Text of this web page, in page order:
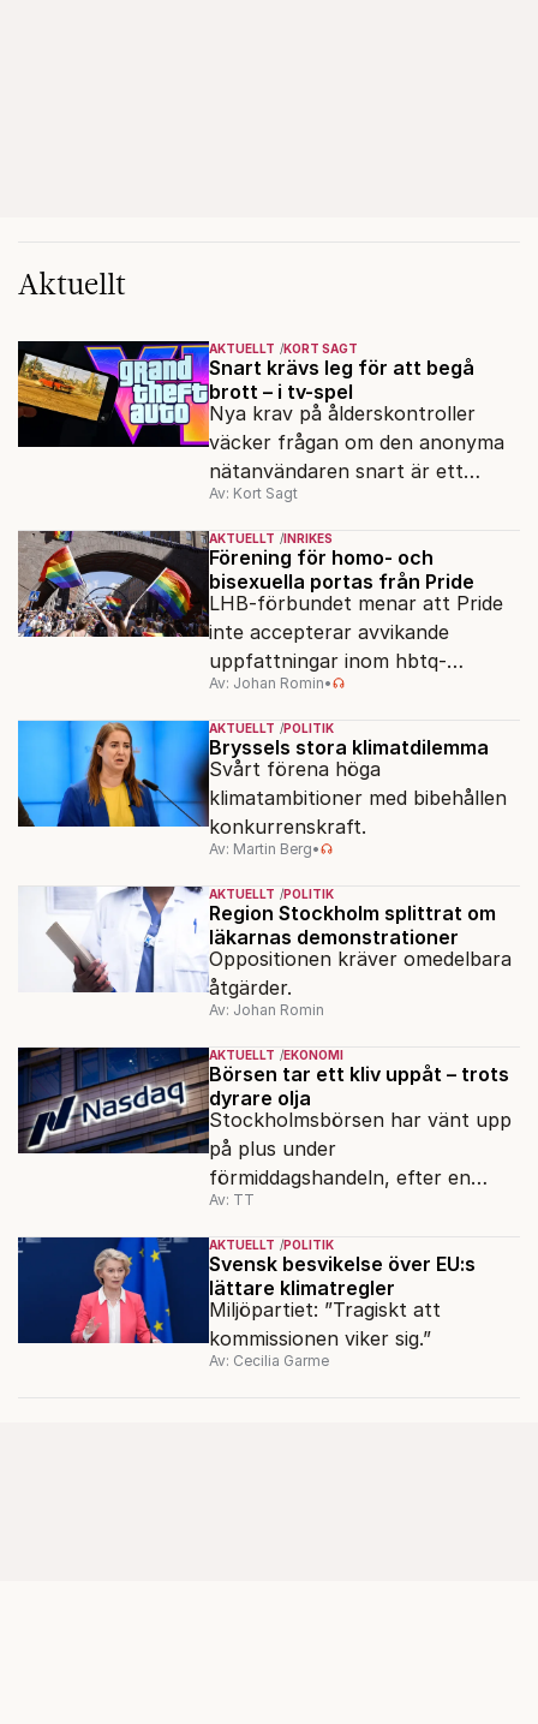
Aktuellt
AKTUELLT KORT SAGT
Snart krävs leg för att begå
brott – i tv-spel
Nya krav på ålderskontroller
väcker frågan om den anonyma
nätanvändaren snart är ett
minne blott.
Av: Kort Sagt
AKTUELLT INRIKES
Förening för homo- och
bisexuella portas från Pride
LHB-förbundet menar att Pride
inte accepterar avvikande
uppfattningar inom hbtq-
rörelsen. "Vi har inga problem
med transpersoner", säger
ordföranden Linn Saarinen.
Av: Johan Romin•
AKTUELLT POLITIK
Bryssels stora klimatdilemma
Svårt förena höga
klimatambitioner med bibehållen
konkurrenskraft.
Av: Martin Berg•
AKTUELLT POLITIK
Region Stockholm splittrat om
läkarnas demonstrationer
Oppositionen kräver omedelbara
åtgärder.
Av: Johan Romin
AKTUELLT EKONOMI
Börsen tar ett kliv uppåt – trots
dyrare olja
Stockholmsbörsen har vänt upp
på plus under
förmiddagshandeln, efter en
inledning nedåt – trots ett högre
oljepris och AI-oro.
Av: TT
AKTUELLT POLITIK
Svensk besvikelse över EU:s
lättare klimatregler
Miljöpartiet: ”Tragiskt att
kommissionen viker sig.”
Av: Cecilia Garme